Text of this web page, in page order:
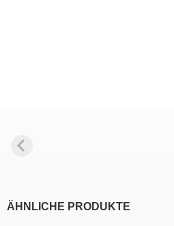
ÄHNLICHE PRODUKTE